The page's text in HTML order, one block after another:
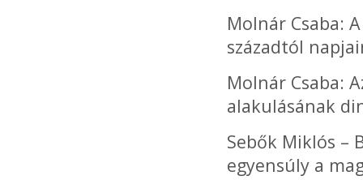
Molnár Csaba:
századtól
Molnár Csaba:
alakulásának
Sebők Miklós –
egyensúly a